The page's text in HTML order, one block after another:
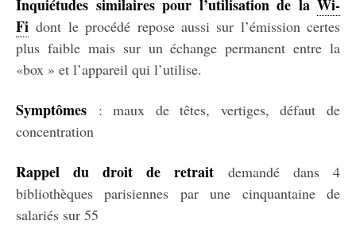
Inquiétudes similaires pour l’utilisation de la Wi-
Fi dont le procédé repose aussi sur l’émission certes
plus faible mais sur un échange permanent entre la
«box » et l’appareil qui l’utilise.
Symptômes : maux de têtes, vertiges, défaut de
concentration
Rappel du droit de retrait demandé dans 4
bibliothèques parisiennes par une cinquantaine de
salariés sur 55